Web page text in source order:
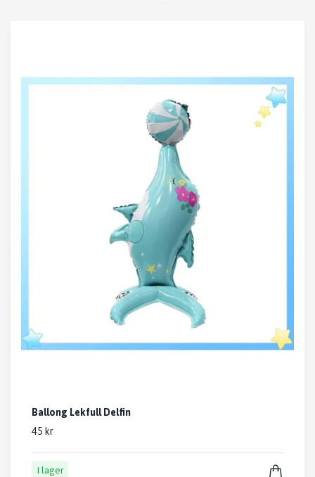
Ballong Lekfull Delfin
45 kr
I lager